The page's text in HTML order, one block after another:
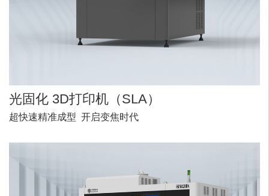
光固化 3D打印机（SLA）
超快速精准成型 开启变焦时代